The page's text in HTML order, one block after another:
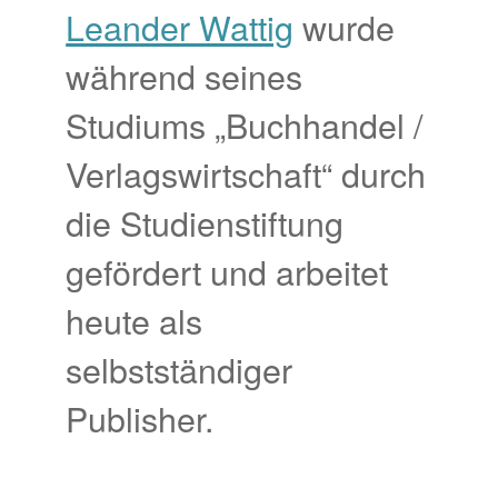
Leander Wattig wurde
während seines
Studiums „Buchhandel /
Verlagswirtschaft“ durch
die Studienstiftung
gefördert und arbeitet
heute als
selbstständiger
Publisher.